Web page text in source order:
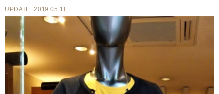
UPDATE: 2019.05.18